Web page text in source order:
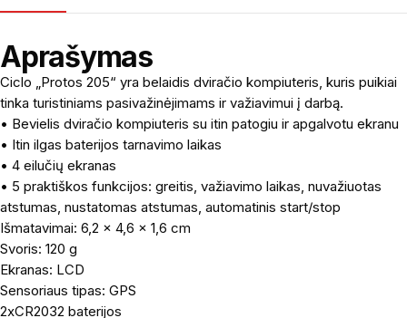
Aprašymas
Ciclo „Protos 205“ yra belaidis dviračio kompiuteris, kuris puikiai
tinka turistiniams pasivažinėjimams ir važiavimui į darbą.
• Bevielis dviračio kompiuteris su itin patogiu ir apgalvotu ekranu
• Itin ilgas baterijos tarnavimo laikas
• 4 eilučių ekranas
• 5 praktiškos funkcijos: greitis, važiavimo laikas, nuvažiuotas
atstumas, nustatomas atstumas, automatinis start/stop
Išmatavimai: ‎6,2 x 4,6 x 1,6 cm
Svoris: 120 g
Ekranas: LCD
Sensoriaus tipas: GPS
2xCR2032 baterijos